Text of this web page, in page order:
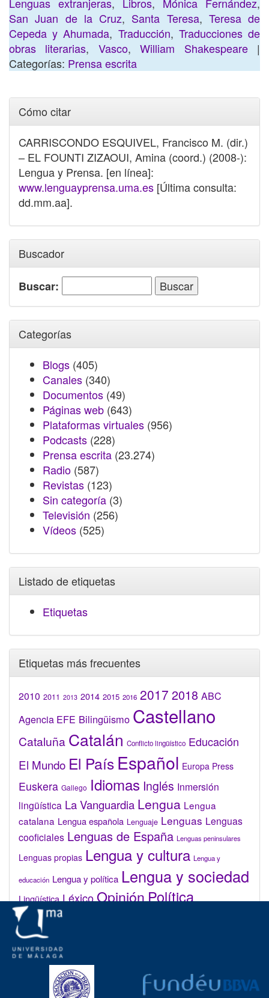
San Juan de la Cruz, Santa Teresa, Teresa de
Cepeda y Ahumada, Traducción, Traducciones de
obras literarias, Vasco,William Shakespeare|
Categorías: Prensa escrita
Cómo citar
CARRISCONDO ESQUIVEL, Francisco M. (dir.)
– EL FOUNTI ZIZAOUI, Amina (coord.) (2008-):
Lengua y Prensa. [en línea]:
www.lenguayprensa.uma.es [Última consulta:
dd.mm.aa].
Buscador
Buscar:
Categorías
Blogs (405)
Canales (340)
Documentos (49)
Páginas web (643)
Plataformas virtuales (956)
Podcasts (228)
Prensa escrita (23.274)
Radio (587)
Revistas (123)
Sin categoría (3)
Televisión (256)
Vídeos (525)
Listado de etiquetas
Etiquetas
Etiquetas más frecuentes
2010 2011 2013 2014 2015 2016 2017 2018 ABC
Agencia EFE Bilingüismo Castellano
Cataluña Catalán Conflicto lingüístico Educación
El Mundo El País Español Europa Press
Euskera Gallego Idiomas Inglés Inmersión
lingüística La Vanguardia Lengua Lengua
catalana Lengua española Lenguaje Lenguas Lenguas
cooficiales Lenguas de España Lenguas peninsulares
Lenguas propias Lengua y cultura Lengua y
educación Lengua y política Lengua y sociedad
Lingüística LéxicoOpiniónPolítica
lingüística
Valenciano
Administrar